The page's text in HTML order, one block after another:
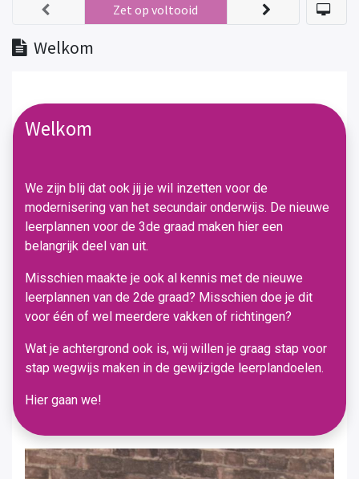
Welkom
Zet op voltooid
Welkom
We zijn blij dat ook jij je wil inzetten voor de
modernisering van het secundair onderwijs. De nieuwe
leerplannen voor de 3de graad maken hier een
belangrijk deel van uit.
Misschien maakte je ook al kennis met de nieuwe
leerplannen van de 2de graad? Misschien doe je dit
voor één of wel meerdere vakken of richtingen?
Wat je achtergrond ook is, wij willen je graag stap voor
stap wegwijs maken in de gewijzigde leerplandoelen.
Hier gaan we!